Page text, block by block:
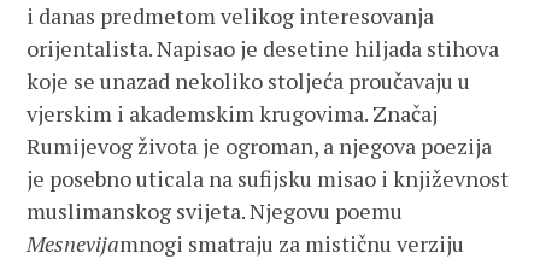
i danas predmetom velikog interesovanja
orijentalista. Napisao je desetine hiljada stihova
koje se unazad nekoliko stoljeća proučavaju u
vjerskim i akademskim krugovima. Značaj
Rumijevog života je ogroman, a njegova poezija
je posebno uticala na sufijsku misao i književnost
muslimanskog svijeta. Njegovu poemu
Mesnevijamnogi smatraju za mističnu verziju